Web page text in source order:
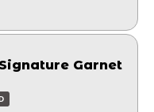
Garnet